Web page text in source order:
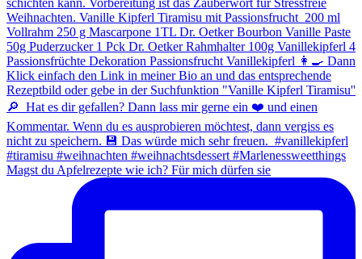
Magst du Apfelrezepte wie ich? Für mich dürfen sie